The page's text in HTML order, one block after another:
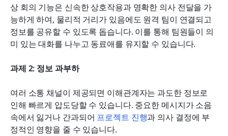
상 회의 기능은 신속한 상호작용과 명확한 의사 전달을 가
능하게 하여, 물리적 거리가 있음에도 원격 팀이 연결되고
정보를 공유할 수 있도록 돕습니다. 이를 통해 팀원들이 의
미 있는 대화를 나누고 동료애를 유지할 수 있습니다.
과제 2: 정보 과부하
여러 소통 채널이 제공되면 이해관계자는 과도한 정보로
인해 빠르게 압도당할 수 있습니다. 중요한 메시지가 소음
속에서 잃거나 간과되어 프로젝트 진행과 의사 결정에 부
정적인 영향을 줄 수 있습니다.